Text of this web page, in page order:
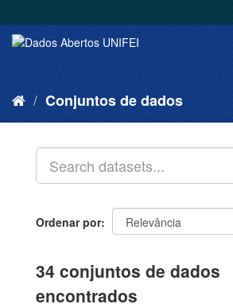
Conjuntos de dados
Ordenar por
34 conjuntos de dados
encontrados